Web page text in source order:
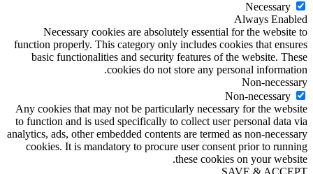
Necessary
Always Enabled
Necessary cookies are absolutely essential for the website to
function properly. This category only includes cookies that ensures
basic functionalities and security features of the website. These
cookies do not store any personal information.
Non-necessary
Non-necessary
Any cookies that may not be particularly necessary for the website
to function and is used specifically to collect user personal data via
analytics, ads, other embedded contents are termed as non-necessary
cookies. It is mandatory to procure user consent prior to running
these cookies on your website.
SAVE & ACCEPT